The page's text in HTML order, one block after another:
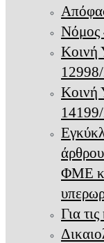
Νόμος
Κοινή
Κοινή
ΦΜΕ
Για